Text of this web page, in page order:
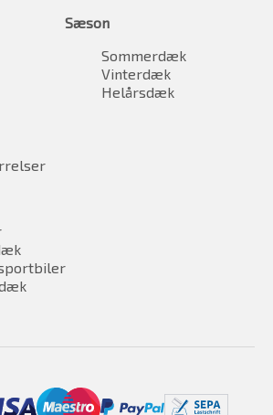
Sæson
Sommerdæk
Vinterdæk
Helårsdæk